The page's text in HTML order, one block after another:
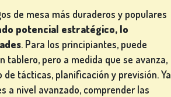
de mesa más duraderos y populares
potencial estratégico, lo
. Para los principiantes, puede
tablero, pero a medida que se avanza,
tácticas, planificación y previsión. Ya
a nivel avanzado, comprender las